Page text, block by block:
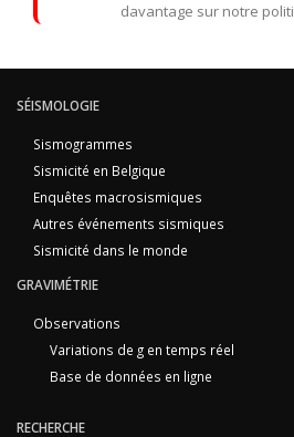
davantage sur notre
SÉISMOLOGIE
Sismogrammes
Sismicité en Belgique
Enquêtes macrosismiques
Autres événements sismiques
Sismicité dans le monde
GRAVIMÉTRIE
Observations
Variations de g en temps réel
Base de données en ligne
RECHERCHE